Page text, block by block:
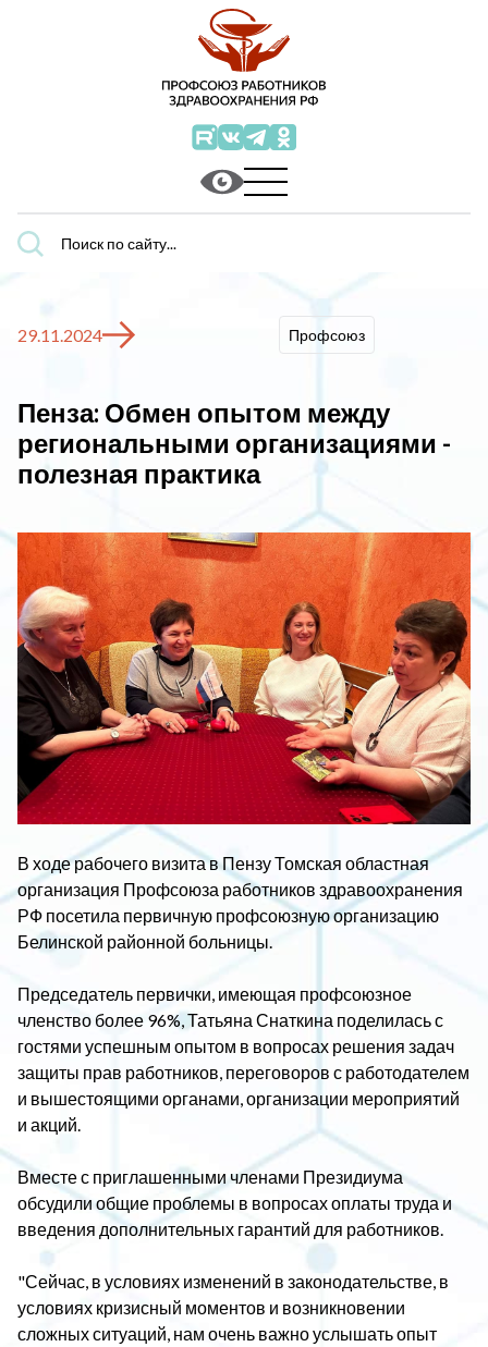
Поиск
по
29.11.2024 Профсоюз
Пенза: Обмен опытом между
региональными организациями -
полезная практика
В ходе рабочего визита в Пензу Томская областная
организация Профсоюза работников здравоохранения
РФ посетила первичную профсоюзную организацию
Белинской районной больницы.
Председатель первички, имеющая профсоюзное
членство более 96%, Татьяна Снаткина поделилась с
гостями успешным опытом в вопросах решения задач
защиты прав работников, переговоров с работодателем
и вышестоящими органами, организации мероприятий
и акций.
Вместе с приглашенными членами Президиума
обсудили общие проблемы в вопросах оплаты труда и
введения дополнительных гарантий для работников.
"Сейчас, в условиях изменений в законодательстве, в
условиях кризисный моментов и возникновении
сложных ситуаций, нам очень важно услышать опыт